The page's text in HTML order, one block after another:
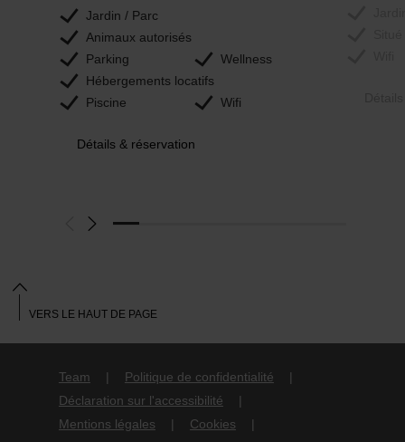
Jardin / Parc
Animaux autorisés
Parking
Wellness
Hébergements locatifs
Piscine
Wifi
Détails & réservation
Team
Politique de confidentialité
Déclaration sur l'accessibilité
Mentions légales
Cookies
VERS LE HAUT DE PAGE